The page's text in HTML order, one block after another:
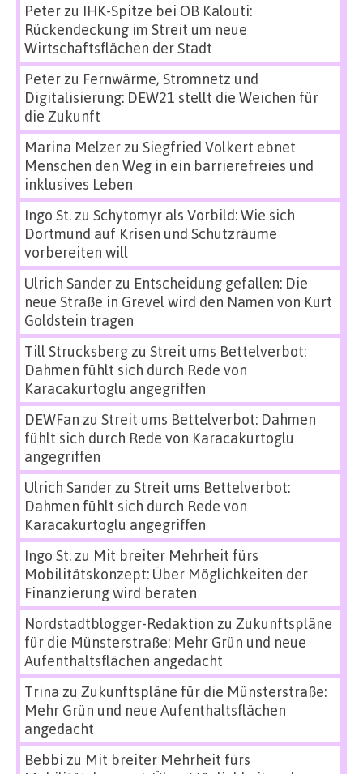
Peterzu IHK-Spitze bei OB Kalouti:
Rückendeckung im Streit um neue
Wirtschaftsflächen der Stadt
Peterzu Fernwärme, Stromnetz und
Digitalisierung: DEW21 stellt die Weichen für
die Zukunft
Marina Melzerzu Siegfried Volkert ebnet
Menschen den Weg in ein barrierefreies und
inklusives Leben
Ingo St.zu Schytomyr als Vorbild: Wie sich
Dortmund auf Krisen und Schutzräume
vorbereiten will
Ulrich Sanderzu Entscheidung gefallen: Die
neue Straße in Grevel wird den Namen von Kurt
Goldstein tragen
Till Strucksbergzu Streit ums Bettelverbot:
Dahmen fühlt sich durch Rede von
Karacakurtoglu angegriffen
DEWFan zu Streit ums Bettelverbot: Dahmen
fühlt sich durch Rede von Karacakurtoglu
angegriffen
Ulrich Sanderzu Streit ums Bettelverbot:
Dahmen fühlt sich durch Rede von
Karacakurtoglu angegriffen
Ingo St.zu Mit breiter Mehrheit fürs
Mobilitätskonzept: Über Möglichkeiten der
Finanzierung wird beraten
Nordstadtblogger-Redaktion zu Zukunftspläne
für die Münsterstraße: Mehr Grün und neue
Aufenthaltsflächen angedacht
Trina zu Zukunftspläne für die Münsterstraße:
Mehr Grün und neue Aufenthaltsflächen
angedacht
Bebbi zu Mit breiter Mehrheit fürs